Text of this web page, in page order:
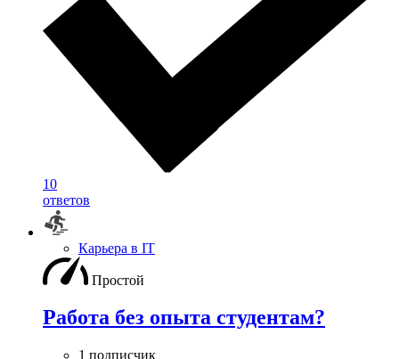
10
ответов
Карьера в IT
Простой
Работа без опыта студентам?
1 подписчик